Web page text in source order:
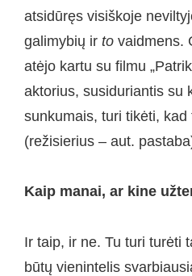
atsidūręs visiškoje
galimybių ir to vaidmens.
atėjo kartu su filmu
aktorius, susiduriantis su
sunkumais, turi tikėti,
(režisierius – aut.
Kaip manai, ar kine
Ir taip, ir ne. Tu turi turėti
būtų vienintelis